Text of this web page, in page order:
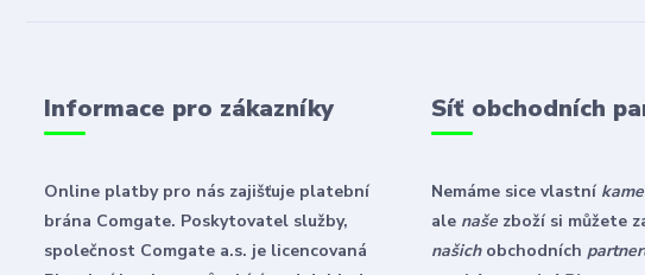
Informace pro zákazníky
Online platby pro nás zajišťuje platební
brána Comgate. Poskytovatel služby,
společnost Comgate a.s. je licencovaná
Síť obchodních
Nemáme sice vlastní
ale našezboží si můžete
našichobchodních